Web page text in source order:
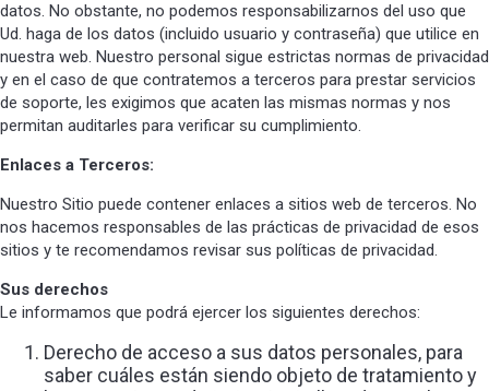
datos. No obstante, no podemos responsabilizarnos del uso que
Ud. haga de los datos (incluido usuario y contraseña) que utilice en
nuestra web. Nuestro personal sigue estrictas normas de privacidad
y en el caso de que contratemos a terceros para prestar servicios
de soporte, les exigimos que acaten las mismas normas y nos
permitan auditarles para verificar su cumplimiento.
Enlaces a Terceros:
Nuestro Sitio puede contener enlaces a sitios web de terceros. No
nos hacemos responsables de las prácticas de privacidad de esos
sitios y te recomendamos revisar sus políticas de privacidad.
Sus derechos
Le informamos que podrá ejercer los siguientes derechos:
Derecho de acceso a sus datos personales, para
saber cuáles están siendo objeto de tratamiento y